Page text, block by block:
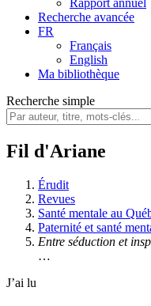
Recherche avancée
FR
Français
English
Ma bibliothèque
Recherche simple
Fil d'Ariane
Érudit
Revues
Santé mentale au
Paternité et santé
Entre séduction et
…
J’ai lu